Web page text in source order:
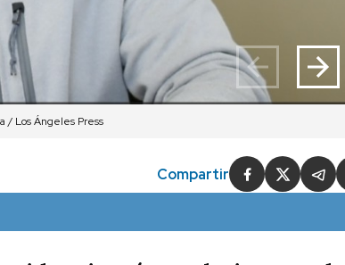
/ Los Ángeles Press
Compartir